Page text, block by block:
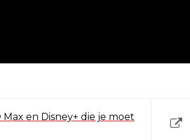
en Disney+ die je moet